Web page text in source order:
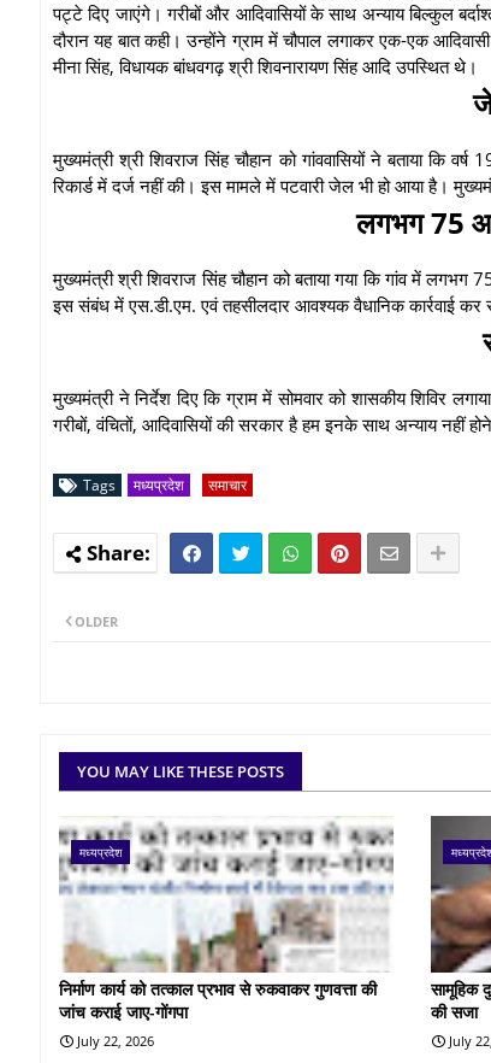
पट्टे दिए जाएंगे। गरीबों और आदिवासियों के साथ अन्याय बिल्कुल
दौरान यह बात कही। उन्होंने ग्राम में चौपाल लगाकर एक-एक
मीना सिंह, विधायक बांधवगढ़ श्री शिवनारायण सिंह आदि उपस्थित थे।
मुख्यमंत्री श्री शिवराज सिंह चौहान को गांववासियों ने बताया
रिकार्ड में दर्ज नहीं की। इस मामले में पटवारी जेल भी हो आया है।
लगभग 75
मुख्यमंत्री श्री शिवराज सिंह चौहान को बताया गया कि गांव में
इस संबंध में एस.डी.एम. एवं तहसीलदार आवश्यक वैधानिक कार्रवाई कर
मुख्यमंत्री ने निर्देश दिए कि ग्राम में सोमवार को शासकीय शिविर
गरीबों, वंचितों, आदिवासियों की सरकार है हम इनके साथ अन्याय नहीं
Tags मध्यप्रदेश समाचार
OLDER
YOU MAY LIKE THESE POSTS
मध्यप्रदेश
निर्माण कार्य को तत्काल प्रभाव से रुकवाकर गुणवत्ता की
जांच कराई जाए-गोंगपा
July 22, 2026
सामूहिक
की सजा
July